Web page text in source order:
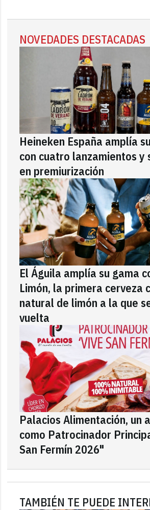
NOVEDADES DESTACADAS
Heineken España amplía
con cuatro lanzamientos y
en premiurización
El Águila amplía su gama
Limón, la primera cerveza
natural de limón a la que
vuelta
Palacios Alimentación, un
como Patrocinador
San Fermín 2026"
TAMBIÉN TE PUEDE